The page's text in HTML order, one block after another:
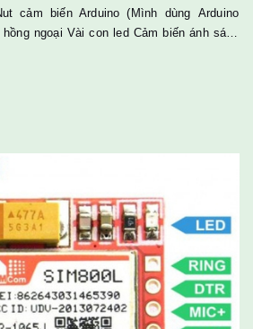
ngoại Vài con led Cảm biến ánh sáng
dây cắm, điện trở,... Sau đó các
code
bài số 1, nếu các bạn đọc không hiểu thì